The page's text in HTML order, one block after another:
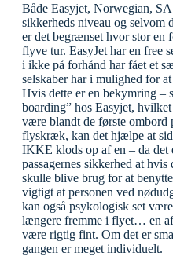
Både Easyjet, Norwegian,
sikkerheds niveau og selvom
er det begrænset hvor stor en
flyve tur. EasyJet har en free
i ikke på forhånd har fået et
selskaber har i mulighed for
Hvis dette er en bekymring –
boarding” hos Easyjet,
være blandt de første
flyskræk, kan det hjælpe at
IKKE klods op af en – da det
passagernes sikkerhed at
skulle blive brug for at
vigtigt at personen ved
kan også psykologisk set
længere fremme i flyet… en
være rigtig fint. Om det er
gangen er meget individuelt.